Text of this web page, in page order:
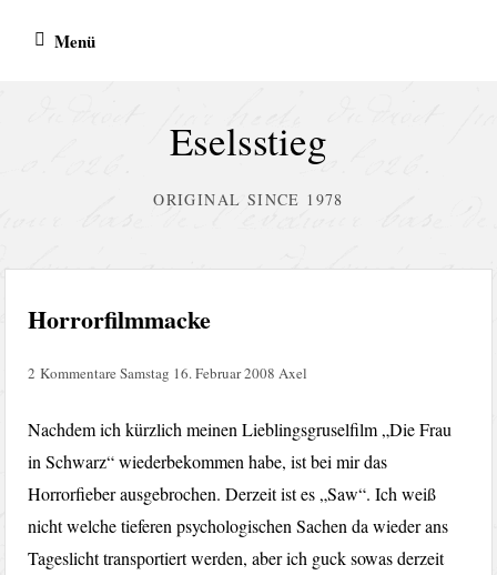
Inhalt Menü
Eselsstieg
ORIGINAL SINCE 1978
Horrorfilmmacke
2 Kommentare Samstag 16. Februar 2008 Axel
Nachdem ich kürzlich meinen Lieblingsgruselfilm „Die Frau
in Schwarz“ wiederbekommen habe, ist bei mir das
Horrorfieber ausgebrochen. Derzeit ist es „Saw“. Ich weiß
nicht welche tieferen psychologischen Sachen da wieder ans
Tageslicht transportiert werden, aber ich guck sowas derzeit